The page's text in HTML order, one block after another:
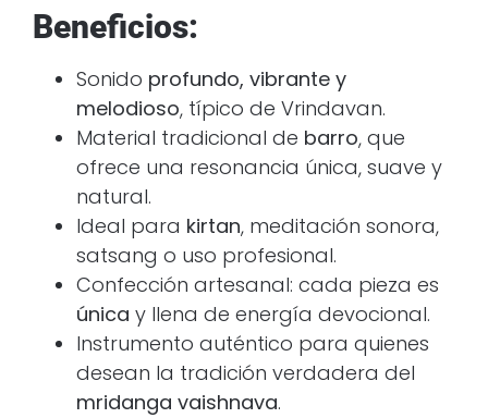
Beneficios:
Sonido profundo, vibrante y
melodioso, típico de Vrindavan.
Material tradicional de barro, que
ofrece una resonancia única, suave y
natural.
Ideal para kirtan, meditación sonora,
satsang o uso profesional.
Confección artesanal: cada pieza es
única y llena de energía devocional.
Instrumento auténtico para quienes
desean la tradición verdadera del
mridanga vaishnava.